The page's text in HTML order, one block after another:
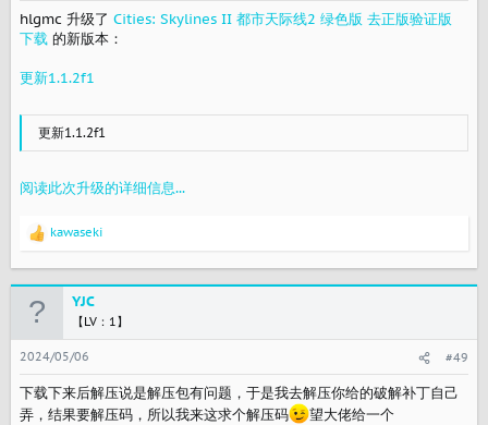
hlgmc 升级了 Cities: Skylines II 都市天际线2 绿色版 去正版验证版
下载 的新版本：
更新1.1.2f1
更新1.1.2f1
阅读此次升级的详细信息...
反
：
kawaseki
YJC
【LV：1】
2024/05/06 #49
下载下来后解压说是解压包有问题，于是我去解压你给的破解补丁自己
弄，结果要解压码，所以我来这求个解压码
望大佬给一个